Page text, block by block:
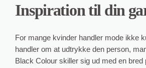
Inspiration til din
For mange kvinder handler mode ikke
handler om at udtrykke den person,
Black Colour skiller sig ud med en bred